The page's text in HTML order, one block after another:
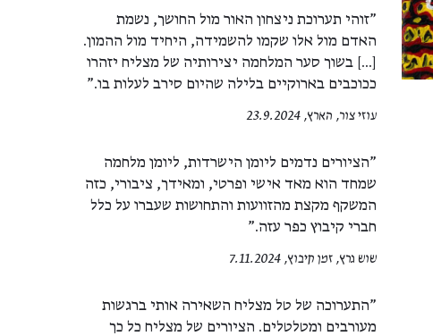
"זוהי תערוכת ניצחון האור מול החושך, נשמת
האדם מול אלו שקמו להשמידה, היחיד מול ההמון.
[...] בשוך סער המלחמה יצירותיה של מצליח יזהרו
ככוכבים בארוקיים בלילה שהיום סירב לעלות בו."
עוזי צור, הארץ, 23.9.2024
"הציורים נדמים ליומן הישרדות, ליומן מלחמה
שמחד הוא מאד אישי ופרטי, ומאידך, ציבורי, כזה
המשקף מקצת מהזוועות והתחושות שעברו על כלל
חברי קיבוץ כפר עזה."
שוש גרץ, זמן קיבוץ, 7.11.2024
"התערוכה של טל מצליח השאירה אותי ברגשות
מעורבים ומטלטלים. הציורים של מצליח כל כך